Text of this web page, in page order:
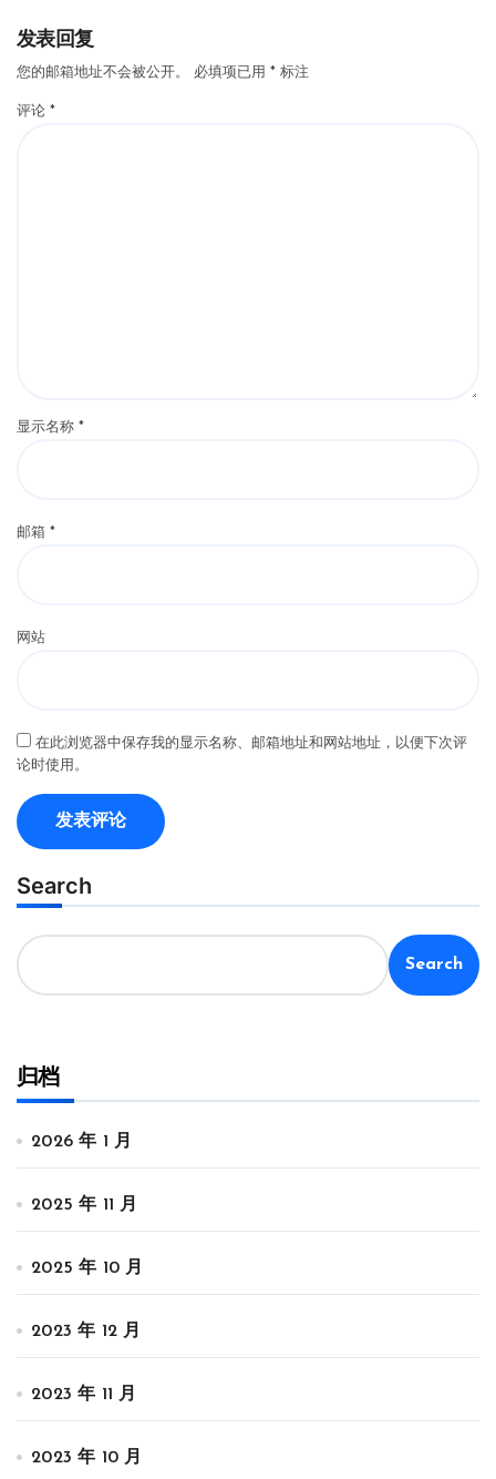
发表回复
您的邮箱地址不会被公开。 必填项已用 * 标注
评论 *
显示名称 *
邮箱 *
网站
在此浏览器中保存我的显示名称、邮箱地址和网站地址，以便下次评
论时使用。
Search
Search
归档
2026 年 1 月
2025 年 11 月
2025 年 10 月
2023 年 12 月
2023 年 11 月
2023 年 10 月